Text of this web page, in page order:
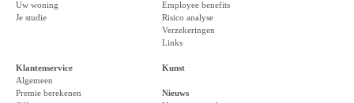
Uw woning
Je studie
Employee benefits
Risico analyse
Verzekeringen
Links
Klantenservice
Algemeen
Premie berekenen
Kunst
Nieuws